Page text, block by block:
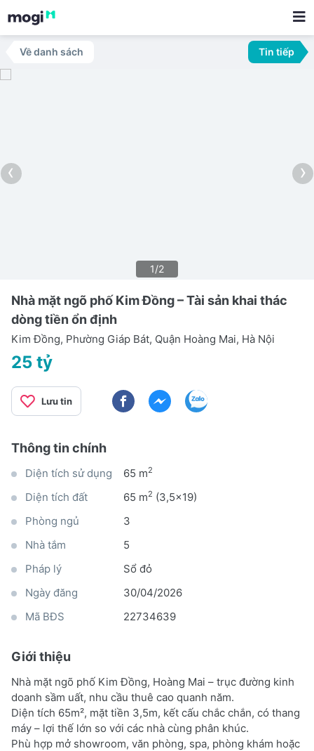
Về danh sách Tin tiếp
‹ ›
1/2
Nhà mặt ngõ phố Kim Đồng – Tài sản khai thác
dòng tiền ổn định
Kim Đồng, Phường Giáp Bát, Quận Hoàng Mai, Hà Nội
25 tỷ
Lưu tin
Thông tin chính
Diện tích sử dụng 65 m2
Diện tích đất 65 m2 (3,5x19)
Phòng ngủ
3
Nhà tắm
5
Pháp lý
Sổ đỏ
Ngày đăng
30/04/2026
Mã BĐS
22734639
Giới thiệu
Nhà mặt ngõ phố Kim Đồng, Hoàng Mai – trục đường kinh
doanh sầm uất, nhu cầu thuê cao quanh năm.
Diện tích 65m², mặt tiền 3,5m, kết cấu chắc chắn, có thang
máy – lợi thế lớn so với các nhà cùng phân khúc.
Phù hợp mở showroom, văn phòng, spa, phòng khám hoặc